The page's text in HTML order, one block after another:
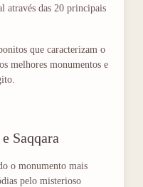
através das 20 principais
que caracterizam o
melhores monumentos e
Saqqara
o monumento mais
pelo misterioso